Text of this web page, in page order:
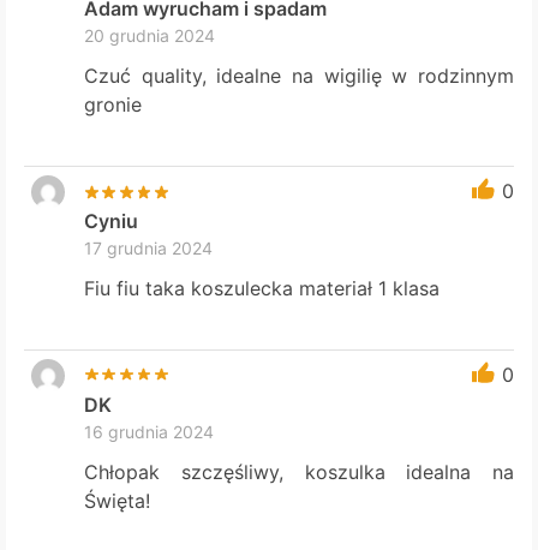
Adam wyrucham i spadam
20 grudnia 2024
Czuć quality, idealne na wigilię w rodzinnym
gronie
0
Cyniu
17 grudnia 2024
Fiu fiu taka koszulecka materiał 1 klasa
0
DK
16 grudnia 2024
Chłopak szczęśliwy, koszulka idealna na
Święta!